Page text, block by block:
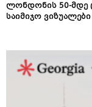
ლონდონის 50-მდე
საიმიჯო